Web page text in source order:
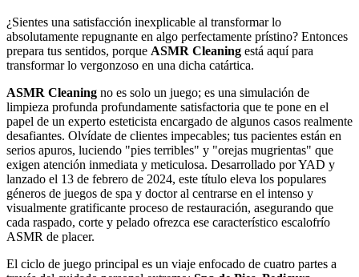
¿Sientes una satisfacción inexplicable al transformar lo
absolutamente repugnante en algo perfectamente prístino? Entonces
prepara tus sentidos, porque ASMR Cleaning está aquí para
transformar lo vergonzoso en una dicha catártica.
ASMR Cleaning no es solo un juego; es una simulación de
limpieza profunda profundamente satisfactoria que te pone en el
papel de un experto esteticista encargado de algunos casos realmente
desafiantes. Olvídate de clientes impecables; tus pacientes están en
serios apuros, luciendo "pies terribles" y "orejas mugrientas" que
exigen atención inmediata y meticulosa. Desarrollado por YAD y
lanzado el 13 de febrero de 2024, este título eleva los populares
géneros de juegos de spa y doctor al centrarse en el intenso y
visualmente gratificante proceso de restauración, asegurando que
cada raspado, corte y pelado ofrezca ese característico escalofrío
ASMR de placer.
El ciclo de juego principal es un viaje enfocado de cuatro partes a